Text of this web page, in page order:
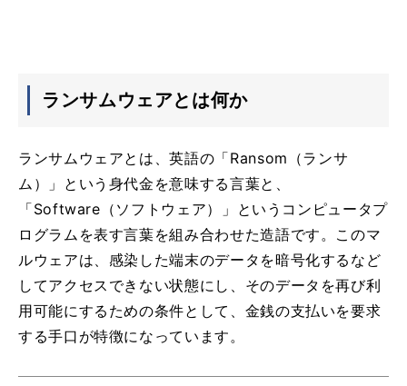
ランサムウェアとは何か
ランサムウェアとは、英語の「Ransom（ランサ
ム）」という身代金を意味する言葉と、
「Software（ソフトウェア）」というコンピュータプ
ログラムを表す言葉を組み合わせた造語です。このマ
ルウェアは、感染した端末のデータを暗号化するなど
してアクセスできない状態にし、そのデータを再び利
用可能にするための条件として、金銭の支払いを要求
する手口が特徴になっています。